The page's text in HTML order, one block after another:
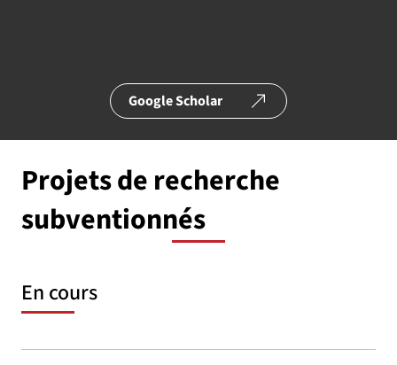
Google Scholar
Projets de recherche
subventionnés
En cours